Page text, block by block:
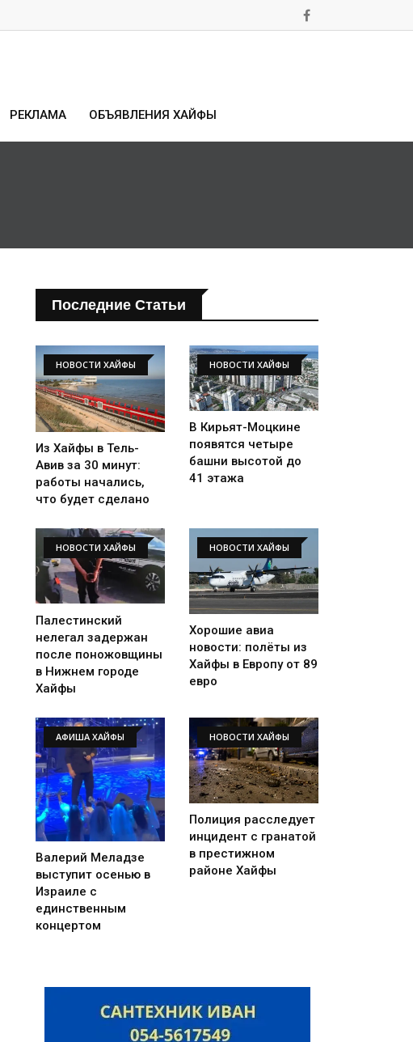
РЕКЛАМА ОБЪЯВЛЕНИЯ ХАЙФЫ
Последние Статьи
НОВОСТИ ХАЙФЫ
Из Хайфы в Тель-
Авив за 30 минут:
работы начались,
что будет сделано
НОВОСТИ ХАЙФЫ
В Кирьят-Моцкине
появятся четыре
башни высотой до
41 этажа
НОВОСТИ ХАЙФЫ
Палестинский
нелегал задержан
после поножовщины
в Нижнем городе
Хайфы
НОВОСТИ ХАЙФЫ
Хорошие авиа
новости: полёты из
Хайфы в Европу от 89
евро
АФИША ХАЙФЫ
Валерий Меладзе
выступит осенью в
Израиле с
единственным
концертом
НОВОСТИ ХАЙФЫ
Полиция расследует
инцидент с гранатой
в престижном
районе Хайфы